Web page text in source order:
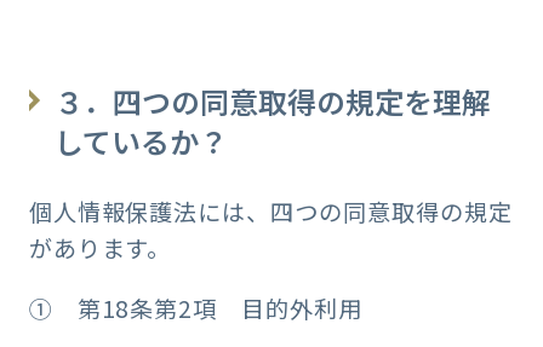
３．四つの同意取得の規定を理解
しているか？
個人情報保護法には、四つの同意取得の規定
があります。
① 第18条第2項 目的外利用